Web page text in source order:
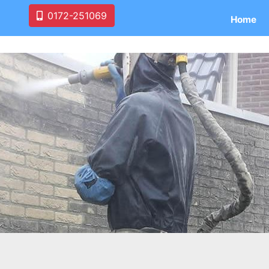
0172-251069 Home